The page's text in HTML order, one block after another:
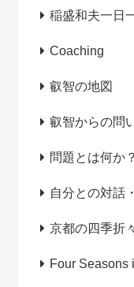
稲盛和夫一日
Coaching
叡智の地図
叡智からの問
問題とは何か？
自分との対話
京都の四季折
Four Seasons